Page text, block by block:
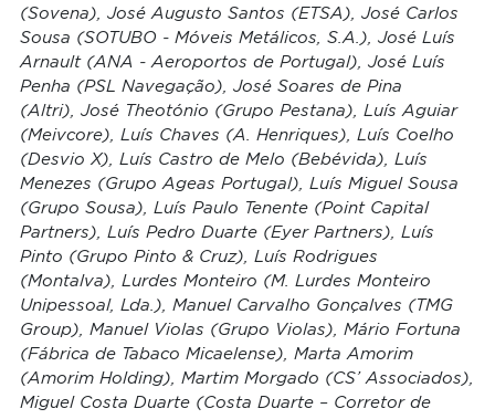
(Sovena), José Augusto Santos (ETSA), José Carlos
Sousa (SOTUBO - Móveis Metálicos, S.A.), José Luís
Arnault (ANA - Aeroportos de Portugal), José Luís
Penha (PSL Navegação), José Soares de Pina
(Altri), José Theotónio (Grupo Pestana), Luís Aguiar
(Meivcore), Luís Chaves (A. Henriques), Luís Coelho
(Desvio X), Luís Castro de Melo (Bebévida), Luís
Menezes (Grupo Ageas Portugal), Luís Miguel Sousa
(Grupo Sousa), Luís Paulo Tenente (Point Capital
Partners), Luís Pedro Duarte (Eyer Partners), Luís
Pinto (Grupo Pinto & Cruz), Luís Rodrigues
(Montalva), Lurdes Monteiro (M. Lurdes Monteiro
Unipessoal, Lda.), Manuel Carvalho Gonçalves (TMG
Group), Manuel Violas (Grupo Violas), Mário Fortuna
(Fábrica de Tabaco Micaelense), Marta Amorim
(Amorim Holding), Martim Morgado (CS’ Associados),
Miguel Costa Duarte (Costa Duarte – Corretor de